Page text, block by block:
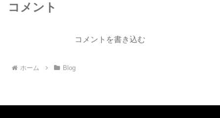
コメント
コメントを書き込む
ホーム Blog